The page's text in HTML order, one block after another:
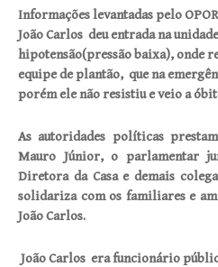
Informações levantadas pelo
João Carlos deu entrada na
hipotensão(pressão baixa), onde
equipe de plantão, que na
porém ele não resistiu e veio a
As autoridades políticas
Mauro Júnior, o parlamentar
Diretora da Casa e demais
solidariza com os familiares e
João Carlos.
João Carlos era funcionário